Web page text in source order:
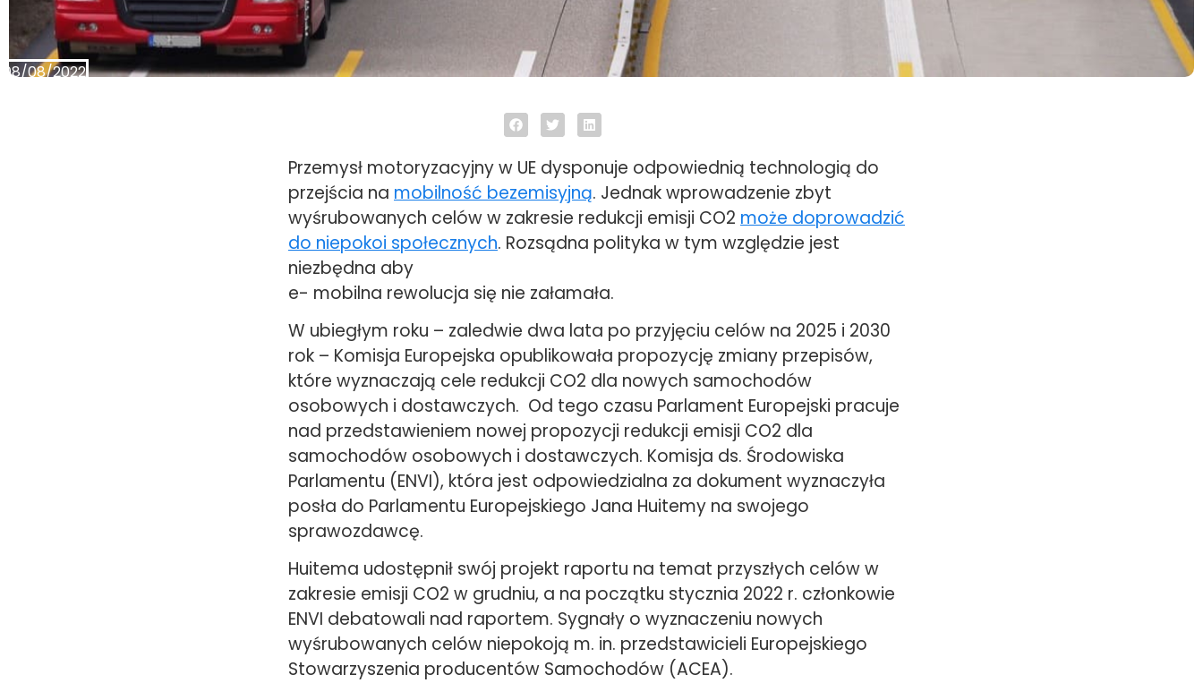
08/08/2022
Przemysł motoryzacyjny w UE dysponuje odpowiednią technologią do
przejścia na mobilność bezemisyjną. Jednak wprowadzenie zbyt
wyśrubowanych celów w zakresie redukcji emisji CO2 może doprowadzić
do niepokoi społecznych. Rozsądna polityka w tym względzie jest
niezbędna aby
e- mobilna rewolucja się nie załamała.
W ubiegłym roku – zaledwie dwa lata po przyjęciu celów na 2025 i 2030
rok – Komisja Europejska opublikowała propozycję zmiany przepisów,
które wyznaczają cele redukcji CO2 dla nowych samochodów
osobowych i dostawczych. Od tego czasu Parlament Europejski pracuje
nad przedstawieniem nowej propozycji redukcji emisji CO2 dla
samochodów osobowych i dostawczych. Komisja ds. Środowiska
Parlamentu (ENVI), która jest odpowiedzialna za dokument wyznaczyła
posła do Parlamentu Europejskiego Jana Huitemy na swojego
sprawozdawcę.
Huitema udostępnił swój projekt raportu na temat przyszłych celów w
zakresie emisji CO2 w grudniu, a na początku stycznia 2022 r. członkowie
ENVI debatowali nad raportem. Sygnały o wyznaczeniu nowych
wyśrubowanych celów niepokoją m. in. przedstawicieli Europejskiego
Stowarzyszenia producentów Samochodów (ACEA).